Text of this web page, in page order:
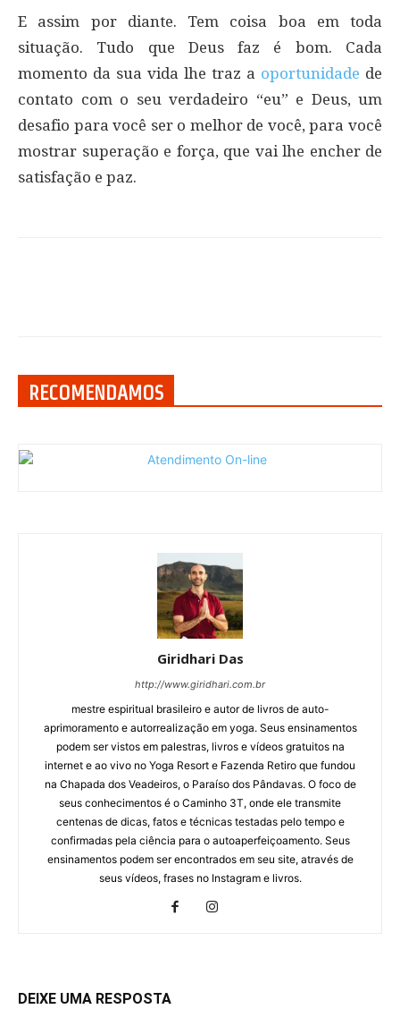
E assim por diante. Tem coisa boa em toda
situação. Tudo que Deus faz é bom. Cada
momento da sua vida lhe traz a oportunidade de
contato com o seu verdadeiro “eu” e Deus, um
desafio para você ser o melhor de você, para você
mostrar superação e força, que vai lhe encher de
satisfação e paz.
RECOMENDAMOS
Giridhari Das
http://www.giridhari.com.br
mestre espiritual brasileiro e autor de livros de auto-
aprimoramento e autorrealização em yoga. Seus ensinamentos
podem ser vistos em palestras, livros e vídeos gratuitos na
internet e ao vivo no Yoga Resort e Fazenda Retiro que fundou
na Chapada dos Veadeiros, o Paraíso dos Pândavas. O foco de
seus conhecimentos é o Caminho 3T, onde ele transmite
centenas de dicas, fatos e técnicas testadas pelo tempo e
confirmadas pela ciência para o autoaperfeiçoamento. Seus
ensinamentos podem ser encontrados em seu site, através de
seus vídeos, frases no Instagram e livros.
DEIXE UMA RESPOSTA